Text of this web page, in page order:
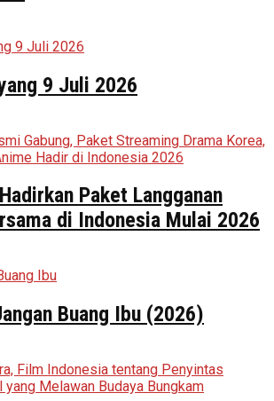
9 Juli 2026
Paket Langganan
di Indonesia Mulai 2026
Buang Ibu (2026)